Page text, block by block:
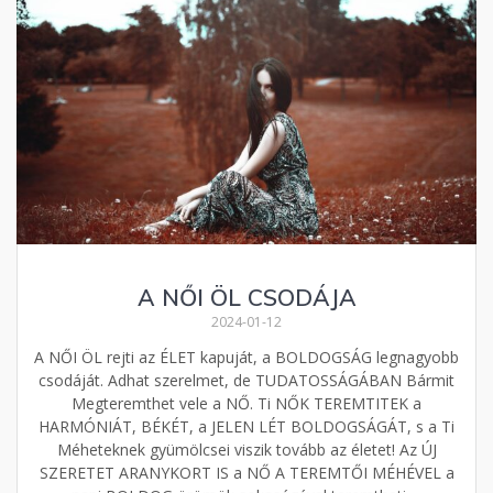
A NŐI ÖL CSODÁJA
2024-01-12
A NŐI ÖL rejti az ÉLET kapuját, a BOLDOGSÁG legnagyobb
csodáját. Adhat szerelmet, de TUDATOSSÁGÁBAN Bármit
Megteremthet vele a NŐ. Ti NŐK TEREMTITEK a
HARMÓNIÁT, BÉKÉT, a JELEN LÉT BOLDOGSÁGÁT, s a Ti
Méheteknek gyümölcsei viszik tovább az életet! Az ÚJ
SZERETET ARANYKORT IS a NŐ A TEREMTŐI MÉHÉVEL a